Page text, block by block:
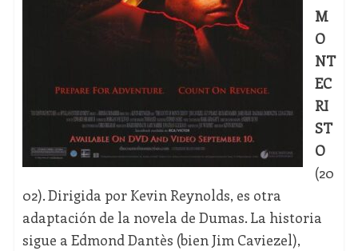
M
O
NT
EC
RI
ST
O
(20
02). Dirigida por Kevin Reynolds, es otra
adaptación de la novela de Dumas. La historia
sigue a Edmond Dantès (bien Jim Caviezel),